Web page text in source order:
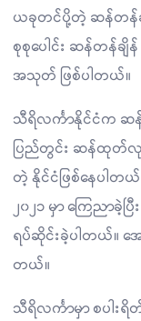
ယခုတင်ပို့တဲ့ ဆန်တန်ခ
စုစုပေါင်း ဆန်တန်
အသုတ် ဖြစ်ပါတယ်။
သီရိလင်္ကာနိုင်ငံက ဆန်
ပြည်တွင်း ဆန်ထုတ်လု
တဲ့ နိုင်ငံဖြစ်နေပါတ
၂၀၂၁ မှာ ကြေညာခဲ့ပ
ရပ်ဆိုင်းခဲ့ပါတယ်။ အ
တယ်။
သီရိလင်္ကာမှာ စပါးရိ